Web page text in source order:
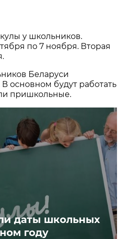
у школьников.
по 7 ноября. Вторая
Беларуси
основном будут работать
пришкольные.
даты школьных
году